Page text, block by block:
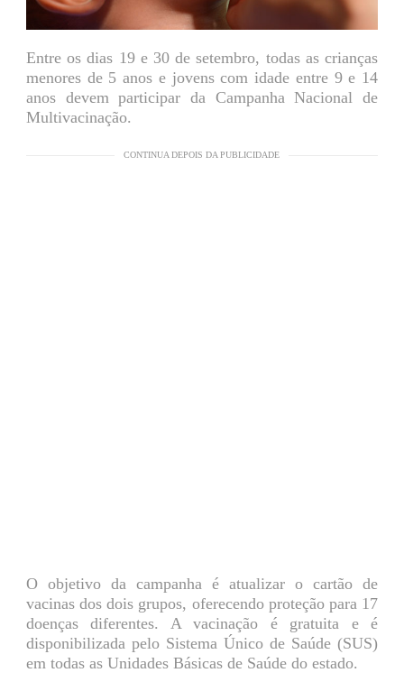
Entre os dias 19 e 30 de setembro, todas as crianças
menores de 5 anos e jovens com idade entre 9 e 14
anos devem participar da Campanha Nacional de
Multivacinação.
CONTINUA DEPOIS DA PUBLICIDADE
O objetivo da campanha é atualizar o cartão de
vacinas dos dois grupos, oferecendo proteção para 17
doenças diferentes. A vacinação é gratuita e é
disponibilizada pelo Sistema Único de Saúde (SUS)
em todas as Unidades Básicas de Saúde do estado.